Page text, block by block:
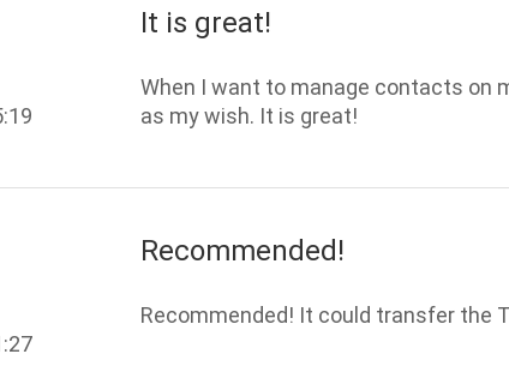
It is great!
When I want to manage contacts on
as my wish. It is great!
Recommended!
Recommended! It could transfer the